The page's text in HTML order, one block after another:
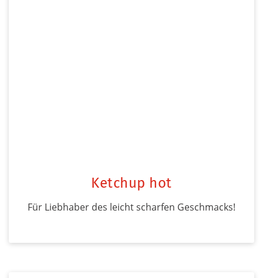
Ketchup hot
Für Liebhaber des leicht scharfen Geschmacks!